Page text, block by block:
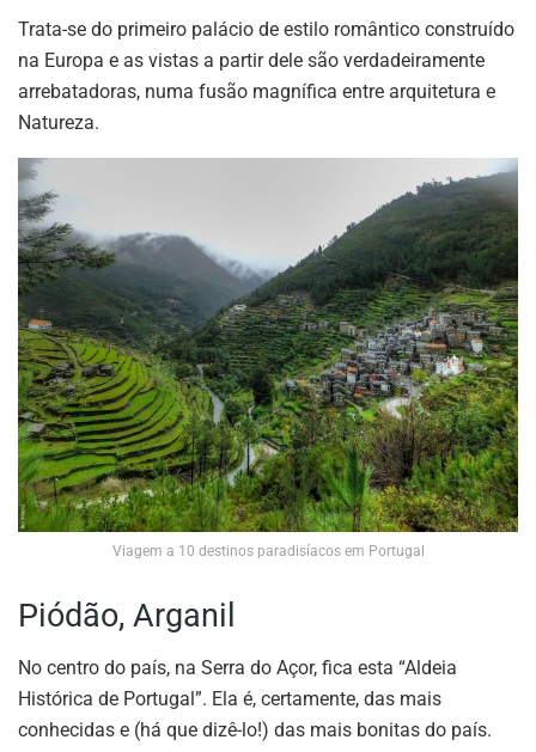
Trata-se do primeiro palácio de estilo romântico construído
na Europa e as vistas a partir dele são verdadeiramente
arrebatadoras, numa fusão magnífica entre arquitetura e
Natureza.
Viagem a 10 destinos paradisíacos em Portugal
Piódão, Arganil
No centro do país, na Serra do Açor, fica esta “Aldeia
Histórica de Portugal”. Ela é, certamente, das mais
conhecidas e (há que dizê-lo!) das mais bonitas do país.